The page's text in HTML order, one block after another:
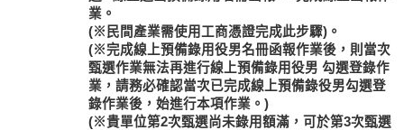
業。
(※民間產業需使用工商憑證完成此步驟)。
(※完成線上預備錄用役男名冊函報作業後，則當次
甄選作業無法再進行線上預備錄用役男 勾選登錄作
業，請務必確認當次已完成線上預備錄役男勾選登
錄作業後，始進行本項作業。)
(※貴單位第2次甄選尚未錄用額滿，可於第3次甄選